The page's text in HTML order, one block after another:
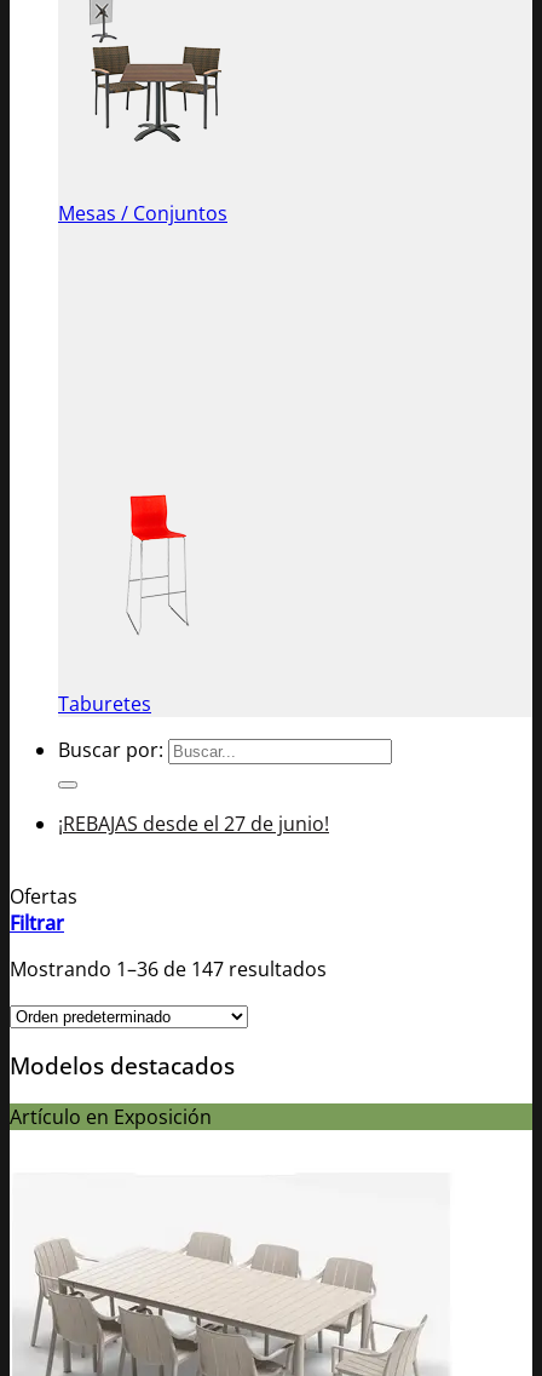
Mesas / Conjuntos
Taburetes
Buscar por:
¡REBAJAS desde el 27 de junio!
Ofertas
Filtrar
Mostrando 1–36 de 147 resultados
Modelos destacados
Artículo en Exposición